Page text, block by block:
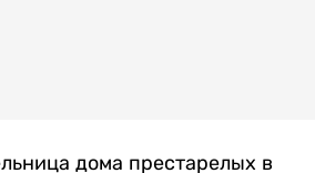
дома престарелых в